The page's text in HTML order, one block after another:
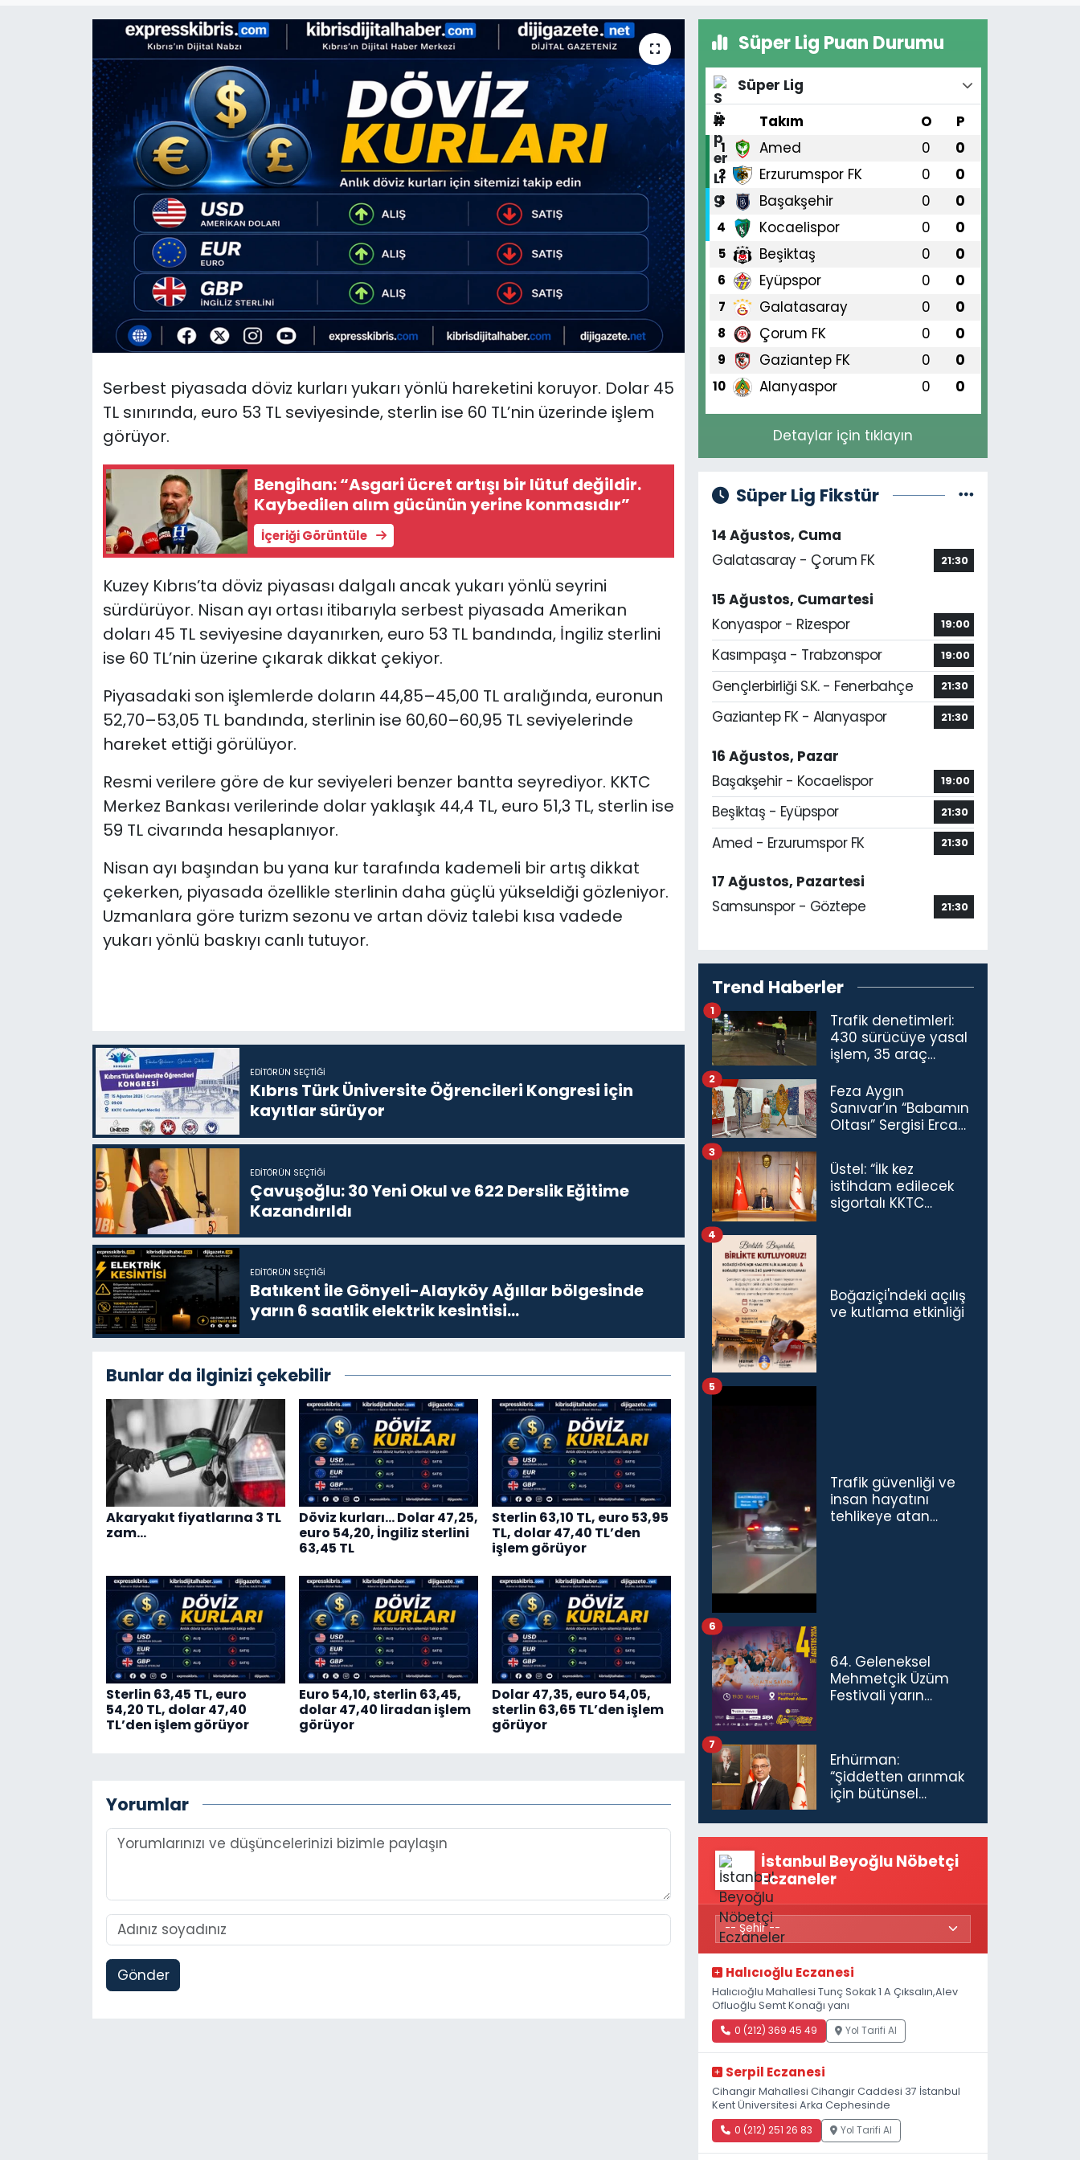
Serbest piyasada döviz kurları yukarı yönlü hareketini koruyor. Dolar 45
TL sınırında, euro 53 TL seviyesinde, sterlin ise 60 TL’nin üzerinde işlem
görüyor.
Bengihan: “Asgari ücret artışı bir lütuf değildir.
Kaybedilen alım gücünün yerine konmasıdır”
İçeriği Görüntüle
Kuzey Kıbrıs’ta döviz piyasası dalgalı ancak yukarı yönlü seyrini
sürdürüyor. Nisan ayı ortası itibarıyla serbest piyasada Amerikan
doları 45 TL seviyesine dayanırken, euro 53 TL bandında, İngiliz sterlini
ise 60 TL’nin üzerine çıkarak dikkat çekiyor.
Piyasadaki son işlemlerde doların 44,85–45,00 TL aralığında, euronun
52,70–53,05 TL bandında, sterlinin ise 60,60–60,95 TL seviyelerinde
hareket ettiği görülüyor.
Resmi verilere göre de kur seviyeleri benzer bantta seyrediyor. KKTC
Merkez Bankası verilerinde dolar yaklaşık 44,4 TL, euro 51,3 TL, sterlin ise
59 TL civarında hesaplanıyor.
Nisan ayı başından bu yana kur tarafında kademeli bir artış dikkat
çekerken, piyasada özellikle sterlinin daha güçlü yükseldiği gözleniyor.
Uzmanlara göre turizm sezonu ve artan döviz talebi kısa vadede
yukarı yönlü baskıyı canlı tutuyor.
EDITÖRÜN SEÇTIĞI
Kıbrıs Türk Üniversite Öğrencileri Kongresi için
kayıtlar sürüyor
EDITÖRÜN SEÇTIĞI
Çavuşoğlu: 30 Yeni Okul ve 622 Derslik Eğitime
Kazandırıldı
EDITÖRÜN SEÇTIĞI
Batıkent ile Gönyeli-Alayköy Ağıllar bölgesinde
yarın 6 saatlik elektrik kesintisi…
Bunlar da ilginizi çekebilir
Akaryakıt fiyatlarına 3 TL
zam…
Döviz kurları… Dolar 47,25,
euro 54,20, İngiliz sterlini
63,45 TL
Sterlin 63,10 TL, euro 53,95
TL, dolar 47,40 TL’den
işlem görüyor
Sterlin 63,45 TL, euro
54,20 TL, dolar 47,40
TL’den işlem görüyor
Euro 54,10, sterlin 63,45,
dolar 47,40 liradan işlem
görüyor
Dolar 47,35, euro 54,05,
sterlin 63,65 TL’den işlem
görüyor
Yorumlar
Gönder
Süper Lig Puan Durumu
Süper Lig
#
Takım O P
1 Amed 0 0
2 Erzurumspor FK 0 0
3 Başakşehir 0 0
4 Kocaelispor 0 0
5 Beşiktaş 0 0
6 Eyüpspor 0 0
7 Galatasaray 0 0
8 Çorum FK 0 0
9 Gaziantep FK 0 0
10 Alanyaspor 0 0
Detaylar için tıklayın
Süper Lig Fikstür
14 Ağustos, Cuma
Galatasaray - Çorum FK
21:30
15 Ağustos, Cumartesi
Konyaspor - Rizespor
19:00
Kasımpaşa - Trabzonspor 19:00
Gençlerbirliği S.K. - Fenerbahçe 21:30
Gaziantep FK - Alanyaspor 21:30
16 Ağustos, Pazar
Başakşehir - Kocaelispor
19:00
Beşiktaş - Eyüpspor 21:30
Amed - Erzurumspor FK 21:30
17 Ağustos, Pazartesi
Samsunspor - Göztepe
21:30
Trend Haberler
Trafik denetimleri:
430 sürücüye yasal
işlem, 35 araç
1
Feza Aygın
Sanıvar’ın “Babamın
Oltası” Sergisi Ercan
Açıldı
2
Üstel: “İlk kez
istihdam edilecek
sigortalı KKTC
3
Boğaziçi'ndeki açılış
ve kutlama etkinliği
4
Trafik güvenliği ve
insan hayatını
tehlikeye atan
5
64. Geleneksel
Mehmetçik Üzüm
Festivali yarın
6
Erhürman:
“Şiddetten arınmak
için bütünsel
konuşmamız
7
İstanbul Beyoğlu Nöbetçi
Eczaneler
Halıcıoğlu Eczanesi
Halıcıoğlu Mahallesi Tunç Sokak 1 A Çıksalın,Alev
Ofluoğlu Semt Konağı yanı
0 (212) 369 45 49 Yol Tarifi Al
Serpil Eczanesi
Cihangir Mahallesi Cihangir Caddesi 37 İstanbul
Kent Üniversitesi Arka Cephesinde
0 (212) 251 26 83 Yol Tarifi Al
KKTC YEREL SEÇİM 2018
Kültür Sanat
Magazin
Nöbetçi Eczaneler
Otomobil Dünyası
Politika
Teknoloji
Video Galeri
Yazarlar